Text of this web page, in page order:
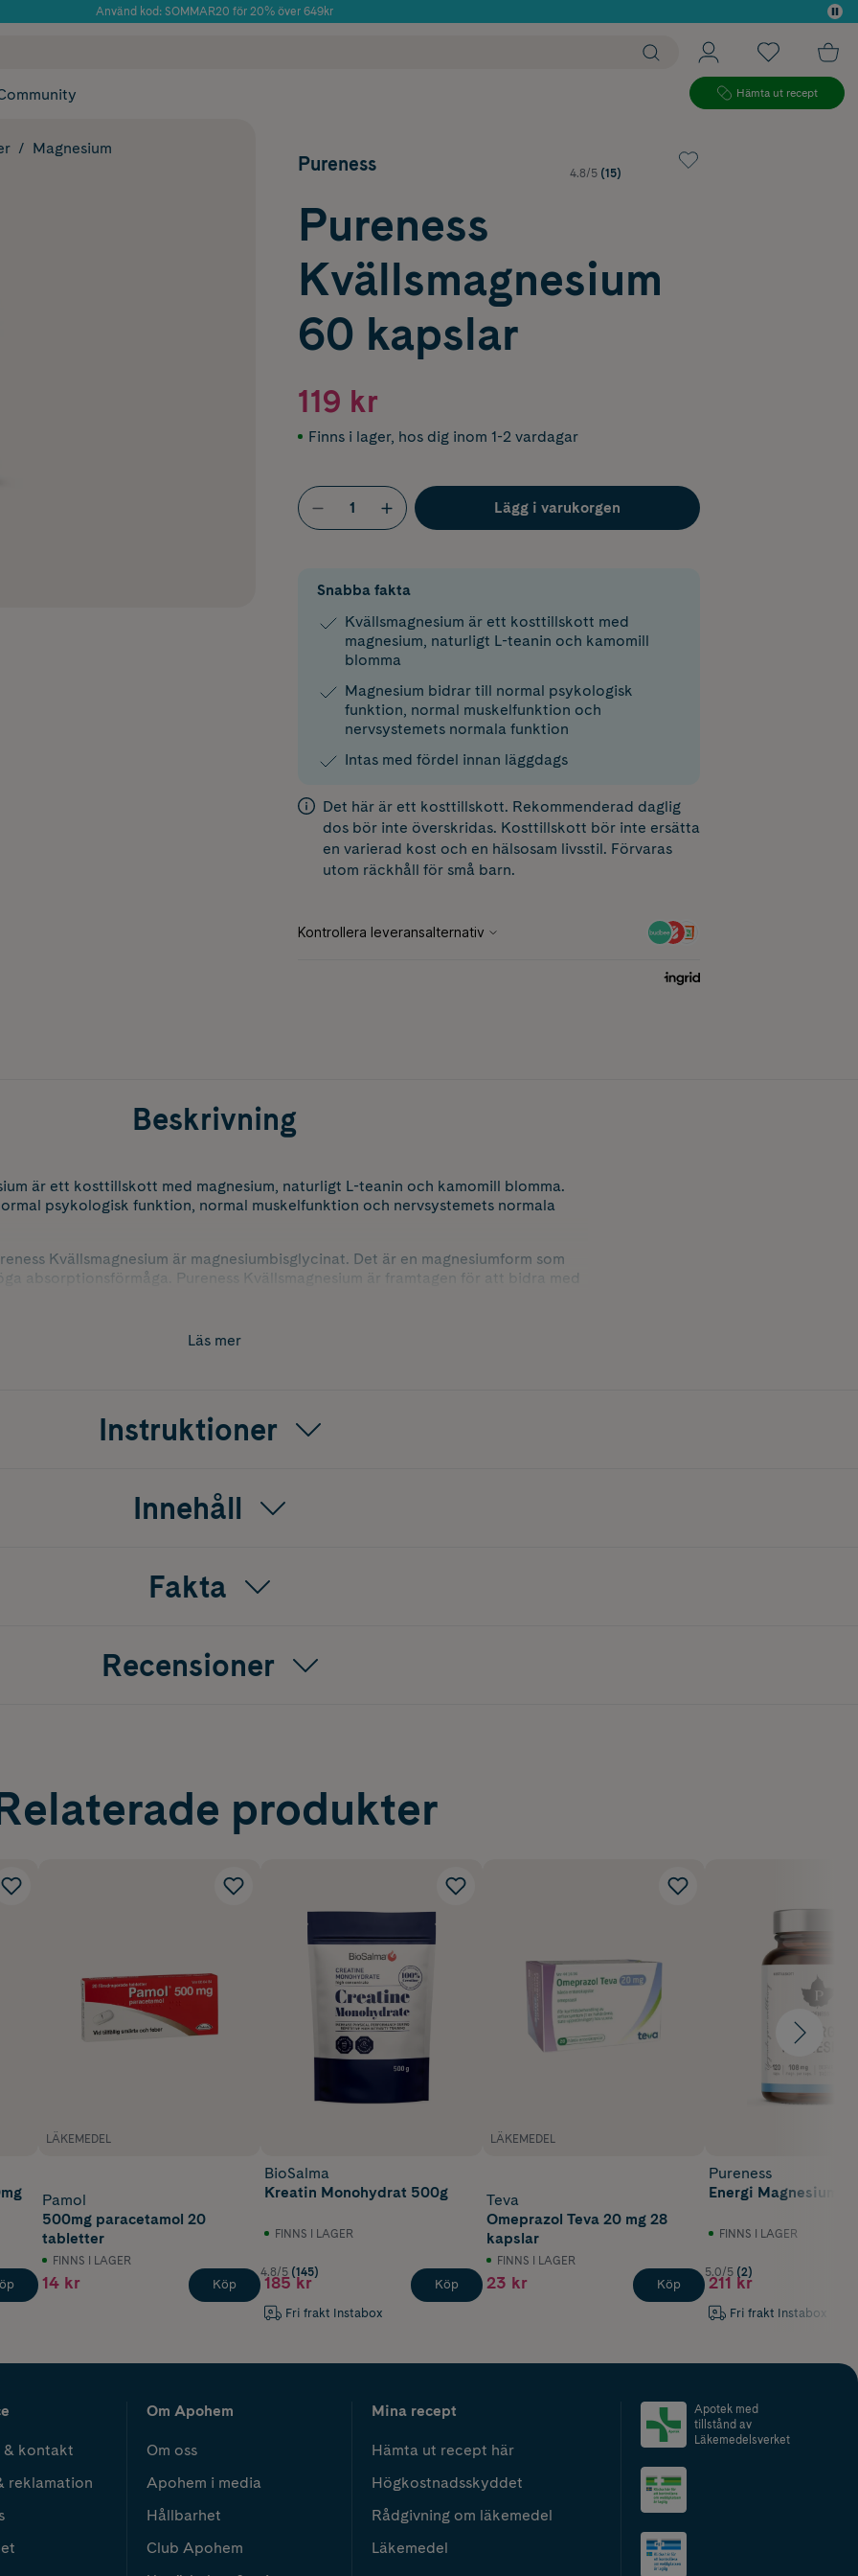
Använd kod: SOMMAR20 för 20% över 649kr
Hämta ut recept
Magnesium
Pureness 4.8/5 (15)
Pureness
Kvällsmagnesium
60 kapslar
119 kr
Finns i lager, hos dig inom 1-2 vardagar
Lägg i varukorgen
Snabba fakta
Kvällsmagnesium är ett kosttillskott med
magnesium, naturligt L-teanin och kamomill
blomma
Magnesium bidrar till normal psykologisk
funktion, normal muskelfunktion och
nervsystemets normala funktion
Intas med fördel innan läggdags
Det här är ett kosttillskott. Rekommenderad daglig
dos bör inte överskridas. Kosttillskott bör inte ersätta
en varierad kost och en hälsosam livsstil. Förvaras
utom räckhåll för små barn.
Beskrivning
är ett kosttillskott med magnesium, naturligt L-teanin och kamomill blomma.
psykologisk funktion, normal muskelfunktion och nervsystemets normala
Kvällsmagnesium är magnesiumbisglycinat. Det är en magnesiumform som
absorptionsförmåga. Pureness Kvällsmagnesium är framtagen för att bidra med
Läs mer
Instruktioner
Innehåll
Fakta
Recensioner
produkter
LÄKEMEDEL
Pamol
500mg paracetamol 20
tabletter
FINNS I LAGER
14 kr Köp
BioSalma
Kreatin Monohydrat 500g
FINNS I LAGER
4.8/5 (145)
185 kr
Fri frakt Instabox
Köp
LÄKEMEDEL
Teva
Omeprazol Teva 20 mg 28
kapslar
FINNS I LAGER
23 kr Köp
Pureness
Energi Magnesium
FINNS I LAGER
5.0/5 (2)
211 kr
Fri frakt Instabox
& kontakt
reklamation
Om Apohem
Om oss
Apohem i media
Hållbarhet
Club Apohem
Mina recept
Hämta ut recept här
Högkostnadsskyddet
Rådgivning om läkemedel
Läkemedel
Apotek med
tillstånd av
Läkemedelsverket